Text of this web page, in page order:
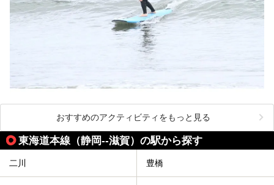
おすすめのアクティビティをもっと見る
東海道本線（静岡--滋賀）の駅から探す
二川 豊橋